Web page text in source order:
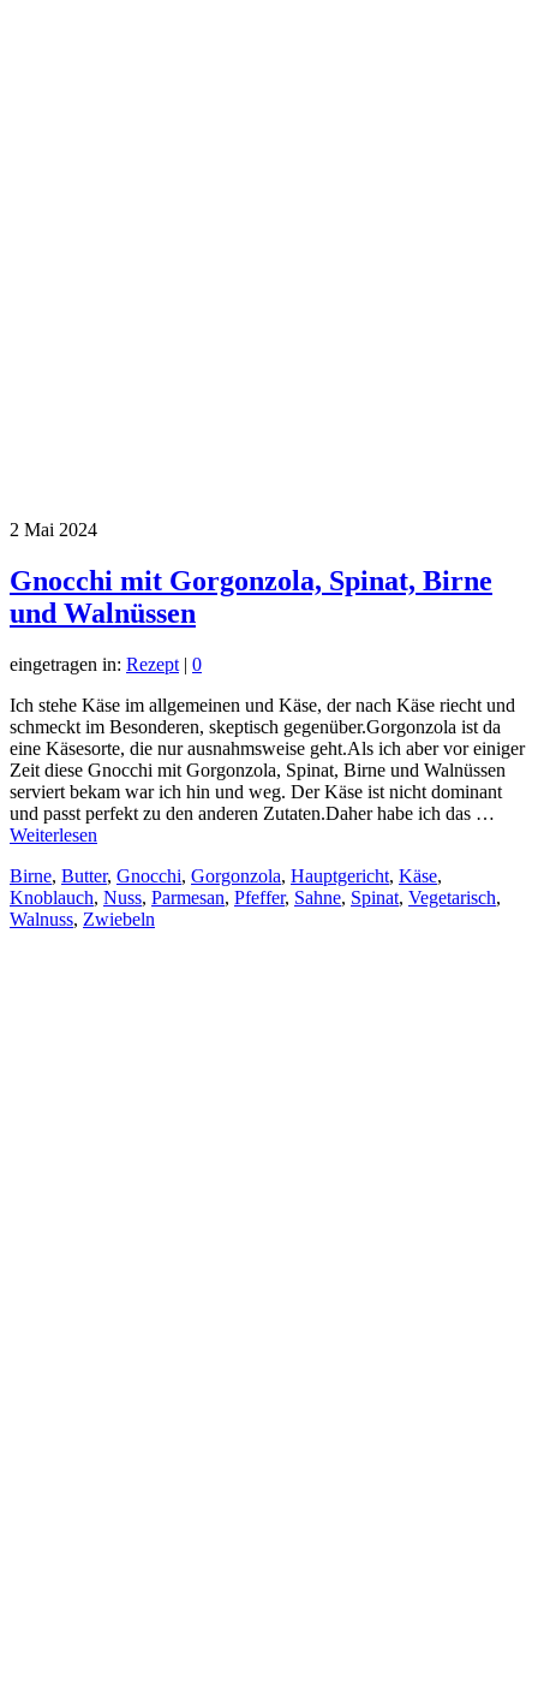
2 Mai 2024
Gnocchi mit Gorgonzola, Spinat, Birne
und Walnüssen
eingetragen in: Rezept | 0
Ich stehe Käse im allgemeinen und Käse, der nach Käse riecht und
schmeckt im Besonderen, skeptisch gegenüber.Gorgonzola ist da
eine Käsesorte, die nur ausnahmsweise geht.Als ich aber vor einiger
Zeit diese Gnocchi mit Gorgonzola, Spinat, Birne und Walnüssen
serviert bekam war ich hin und weg. Der Käse ist nicht dominant
und passt perfekt zu den anderen Zutaten.Daher habe ich das …
Weiterlesen
Birne, Butter, Gnocchi, Gorgonzola, Hauptgericht, Käse,
Knoblauch, Nuss, Parmesan, Pfeffer, Sahne, Spinat, Vegetarisch,
Walnuss, Zwiebeln